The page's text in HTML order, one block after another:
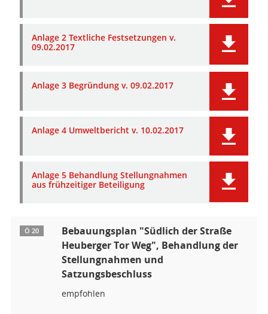
Anlage 2 Textliche Festsetzungen v.
09.02.2017
Anlage 3 Begründung v. 09.02.2017
Anlage 4 Umweltbericht v. 10.02.2017
Anlage 5 Behandlung Stellungnahmen
aus frühzeitiger Beteiligung
Ö 20
Bebauungsplan "Südlich der Straße
Heuberger Tor Weg", Behandlung der
Stellungnahmen und
Satzungsbeschluss
empfohlen